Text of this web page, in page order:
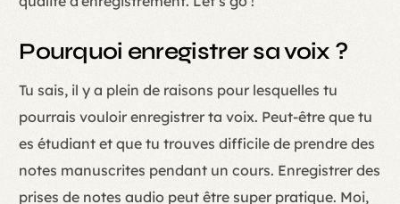
Pourquoi enregistrer sa voix ?
Tu sais, il y a plein de raisons pour lesquelles tu
pourrais vouloir enregistrer ta voix. Peut-être que tu
es étudiant et que tu trouves difficile de prendre des
notes manuscrites pendant un cours. Enregistrer des
prises de notes audio peut être super pratique. Moi,